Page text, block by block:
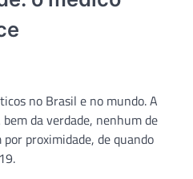
no Brasil e no mundo. A
da verdade, nenhum de
proximidade, de quando